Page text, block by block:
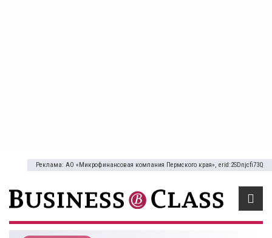
Реклама: АО «Микрофинансовая компания Пермского края», erid:2SDnjcfi73Q